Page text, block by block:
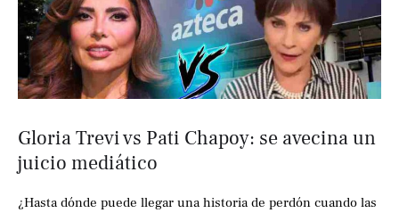
Gloria Trevi vs Pati Chapoy: se avecina un
juicio mediático
¿Hasta dónde puede llegar una historia de perdón cuando las